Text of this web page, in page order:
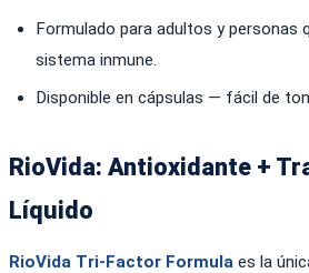
Formulado para adultos y personas
sistema inmune.
Disponible en cápsulas — fácil de
RioVida: Antioxidante +
Líquido
RioVida Tri-Factor Formula es la